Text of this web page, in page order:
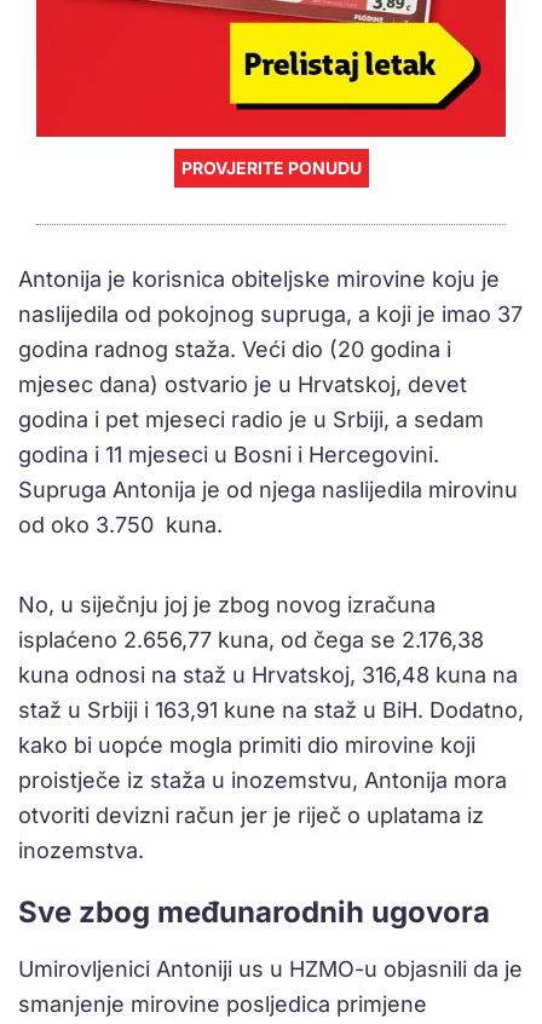
PROVJERITE PONUDU
Antonija je korisnica obiteljske mirovine koju je
naslijedila od pokojnog supruga, a koji je imao 37
godina radnog staža. Veći dio (20 godina i
mjesec dana) ostvario je u Hrvatskoj, devet
godina i pet mjeseci radio je u Srbiji, a sedam
godina i 11 mjeseci u Bosni i Hercegovini.
Supruga Antonija je od njega naslijedila mirovinu
od oko 3.750 kuna.
No, u siječnju joj je zbog novog izračuna
isplaćeno 2.656,77 kuna, od čega se 2.176,38
kuna odnosi na staž u Hrvatskoj, 316,48 kuna na
staž u Srbiji i 163,91 kune na staž u BiH. Dodatno,
kako bi uopće mogla primiti dio mirovine koji
proistječe iz staža u inozemstvu, Antonija mora
otvoriti devizni račun jer je riječ o uplatama iz
inozemstva.
Sve zbog međunarodnih ugovora
Umirovljenici Antoniji us u HZMO-u objasnili da je
smanjenje mirovine posljedica primjene